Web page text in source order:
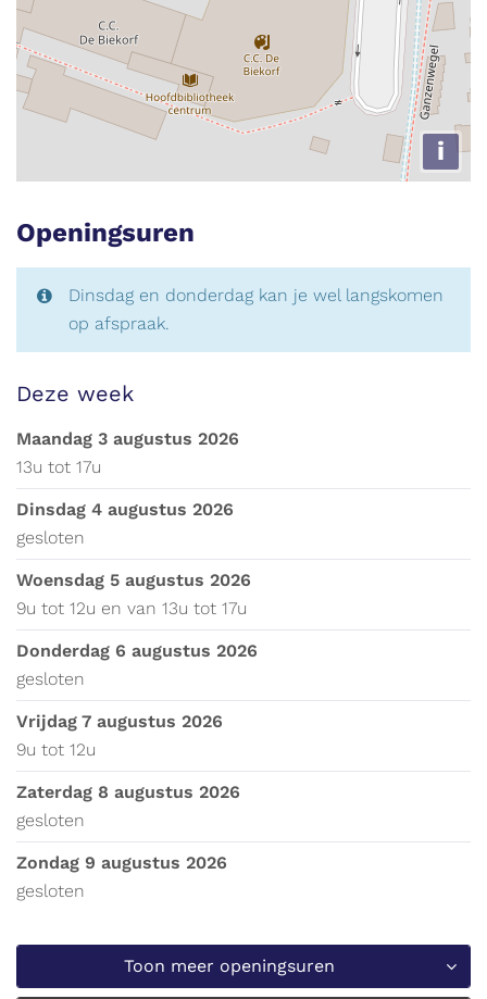
i
Openingsuren
Dinsdag en donderdag kan je wel langskomen
op afspraak.
Deze week
maandag 3 augustus 2026
13u tot 17u
dinsdag 4 augustus 2026
gesloten
woensdag 5 augustus 2026
9u tot 12u en van 13u tot 17u
donderdag 6 augustus 2026
gesloten
vrijdag 7 augustus 2026
9u tot 12u
zaterdag 8 augustus 2026
gesloten
zondag 9 augustus 2026
gesloten
Toon meer openingsuren